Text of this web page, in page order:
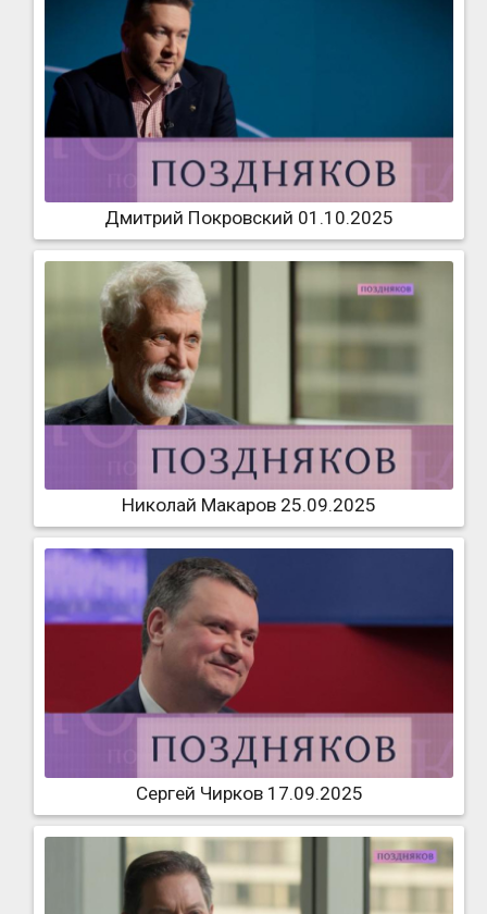
Дмитрий Покровский 01.10.2025
Николай Макаров 25.09.2025
Сергей Чирков 17.09.2025